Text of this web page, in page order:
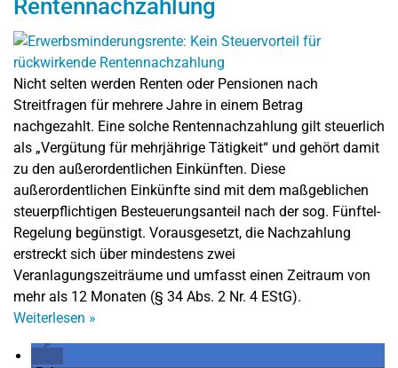
Rentennachzahlung
Nicht selten werden Renten oder Pensionen nach
Streitfragen für mehrere Jahre in einem Betrag
nachgezahlt. Eine solche Rentennachzahlung gilt steuerlich
als „Vergütung für mehrjährige Tätigkeit“ und gehört damit
zu den außerordentlichen Einkünften. Diese
außerordentlichen Einkünfte sind mit dem maßgeblichen
steuerpflichtigen Besteuerungsanteil nach der sog. Fünftel-
Regelung begünstigt. Vorausgesetzt, die Nachzahlung
erstreckt sich über mindestens zwei
Veranlagungszeiträume und umfasst einen Zeitraum von
mehr als 12 Monaten (§ 34 Abs. 2 Nr. 4 EStG).
Weiterlesen »